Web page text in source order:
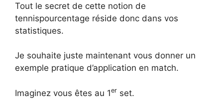
Tout le secret de cette notion de
tennispourcentage réside donc dans vos
statistiques.
Je souhaite juste maintenant vous donner un
exemple pratique d’application en match.
Imaginez vous êtes au 1er set.